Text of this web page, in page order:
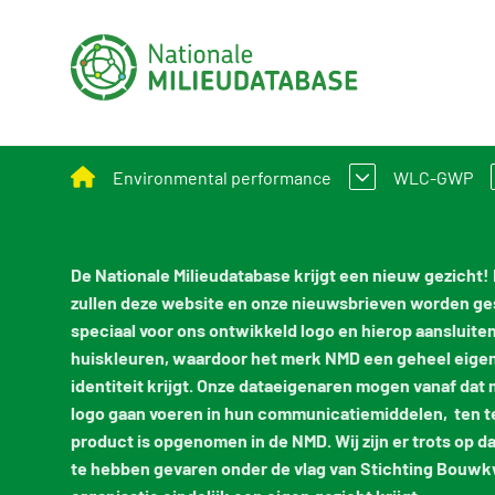
Environmental performance
Assessment Method for Environmental
Applying environmental performance to new
Environmental performance calculation
Calculation tools
Circular construction
Policy and legislation
WLC-GWP
What is
De Nationale Milieudatabase krijgt een nieuw
zullen deze website en onze nieuwsbrieven worden
speciaal voor ons ontwikkeld logo en hierop
huiskleuren, waardoor het merk NMD een geheel
identiteit krijgt. Onze dataeigenaren mogen vanaf dat
logo gaan voeren in hun communicatiemiddelen, ten
product is opgenomen in de NMD. Wij zijn er trots op
te hebben gevaren onder de vlag van Stichting